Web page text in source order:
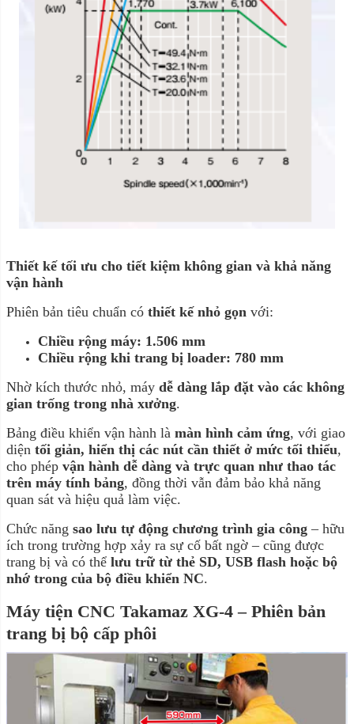
Thiết kế tối ưu cho tiết kiệm không gian và khả năng
vận hành
Phiên bản tiêu chuẩn có thiết kế nhỏ gọn với:
Chiều rộng máy: 1.506 mm
Chiều rộng khi trang bị loader: 780 mm
Nhờ kích thước nhỏ, máy dễ dàng lắp đặt vào các không
gian trống trong nhà xưởng.
Bảng điều khiển vận hành là màn hình cảm ứng, với giao
diện tối giản, hiển thị các nút cần thiết ở mức tối thiểu,
cho phép vận hành dễ dàng và trực quan như thao tác
trên máy tính bảng, đồng thời vẫn đảm bảo khả năng
quan sát và hiệu quả làm việc.
Chức năng sao lưu tự động chương trình gia công – hữu
ích trong trường hợp xảy ra sự cố bất ngờ – cũng được
trang bị và có thể lưu trữ từ thẻ SD, USB flash hoặc bộ
nhớ trong của bộ điều khiển NC.
Máy tiện CNC Takamaz XG-4 – Phiên bản
trang bị bộ cấp phôi